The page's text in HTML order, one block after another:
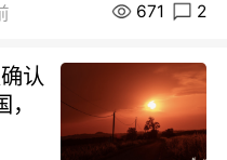
671 2
认